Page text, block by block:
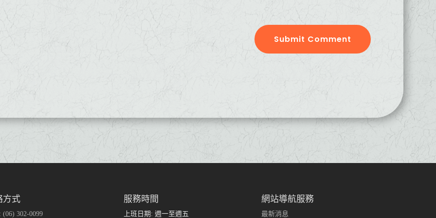
Submit Comment
方式
(06) 302-0099
服務時間
上班日期: 週一至週五
網站導航服務
最新消息